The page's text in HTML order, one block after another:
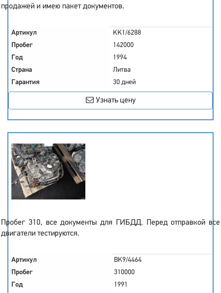
продажей и имею пакет документов.
Артикул
KK1/6288
Пробег
142000
Год
1994
Страна
Литва
Гарантия
30 дней
Узнать цену
Пробег 310, все документы для ГИБДД. Перед отправкой все
двигатели тестируются.
Артикул
BK9/4464
Пробег
310000
Год
1991